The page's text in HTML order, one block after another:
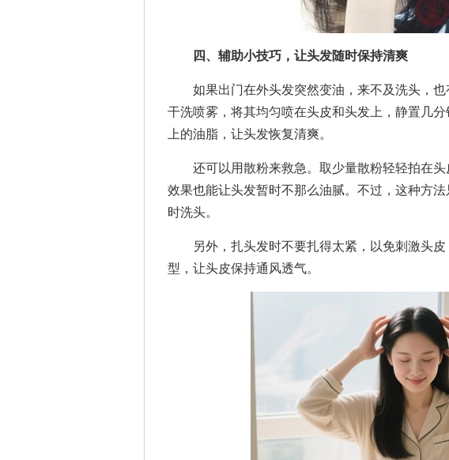
四、辅助小技巧，让头发随时保持清爽
如果出门在外头发突然变油，来不及洗头，也
干洗喷雾，将其均匀喷在头皮和头发上，静置几
上的油脂，让头发恢复清爽。
还可以用散粉来救急。取少量散粉轻轻拍在头
效果也能让头发暂时不那么油腻。不过，这种方
时洗头。
另外，扎头发时不要扎得太紧，以免刺激头皮
型，让头皮保持通风透气。